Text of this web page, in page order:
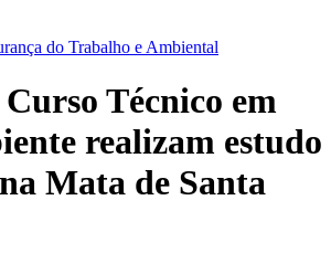
do Trabalho e Ambiental
Técnico em
realizam estudo
Mata de Santa